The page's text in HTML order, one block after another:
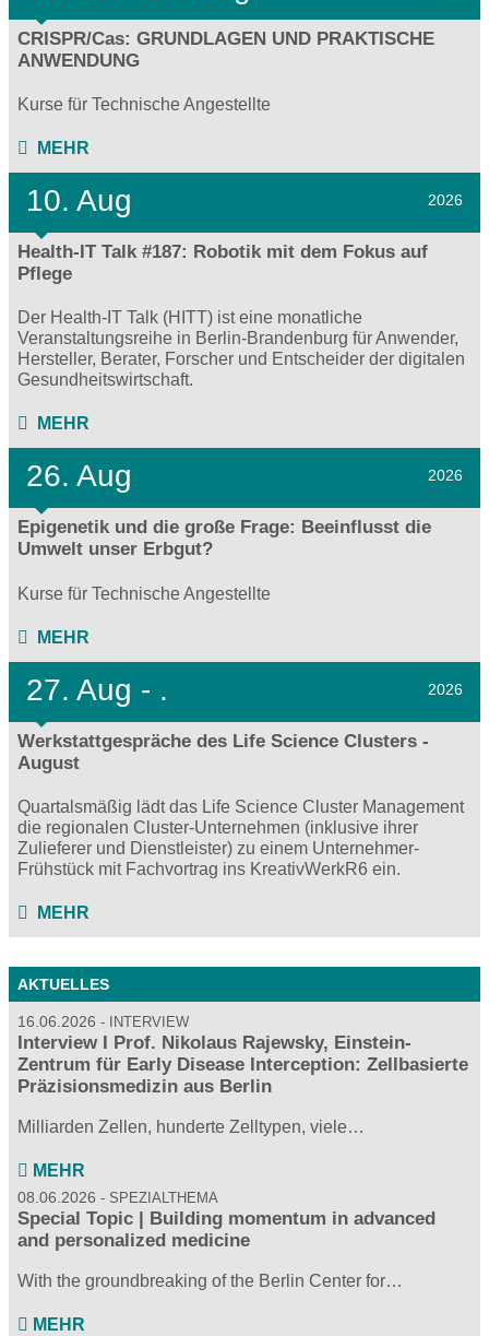
CRISPR/Cas: GRUNDLAGEN UND PRAKTISCHE
ANWENDUNG
Kurse für Technische Angestellte
MEHR
10. Aug 2026
Health-IT Talk #187: Robotik mit dem Fokus auf
Pflege
Der Health-IT Talk (HITT) ist eine monatliche
Veranstaltungsreihe in Berlin-Brandenburg für Anwender,
Hersteller, Berater, Forscher und Entscheider der digitalen
Gesundheitswirtschaft.
MEHR
26. Aug 2026
Epigenetik und die große Frage: Beeinflusst die
Umwelt unser Erbgut?
Kurse für Technische Angestellte
MEHR
27. Aug - . 2026
Werkstattgespräche des Life Science Clusters -
August
Quartalsmäßig lädt das Life Science Cluster Management
die regionalen Cluster-Unternehmen (inklusive ihrer
Zulieferer und Dienstleister) zu einem Unternehmer-
Frühstück mit Fachvortrag ins KreativWerkR6 ein.
MEHR
AKTUELLES
16.06.2026 INTERVIEW
Interview I Prof. Nikolaus Rajewsky, Einstein-
Zentrum für Early Disease Interception: Zellbasierte
Präzisionsmedizin aus Berlin
Milliarden Zellen, hunderte Zelltypen, viele…
MEHR
08.06.2026 SPEZIALTHEMA
Special Topic | Building momentum in advanced
and personalized medicine
With the groundbreaking of the Berlin Center for…
MEHR